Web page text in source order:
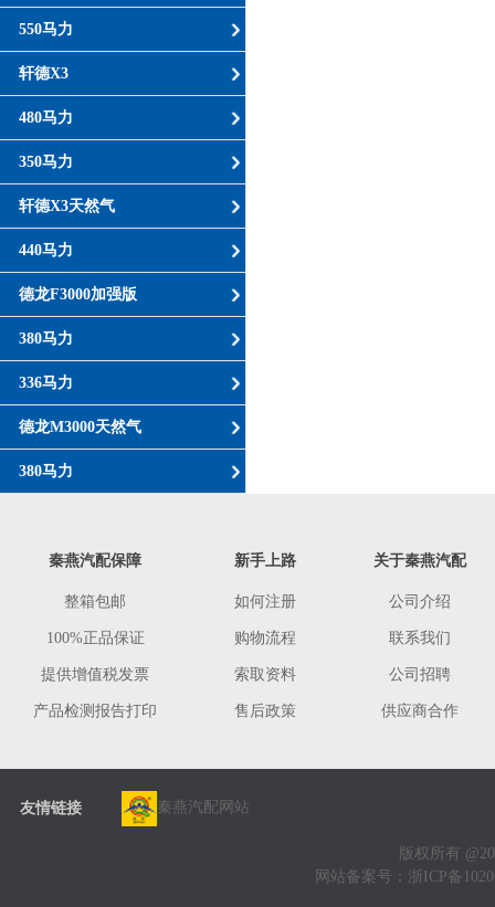
550马力
轩德X3
480马力
350马力
轩德X3天然气
440马力
德龙F3000加强版
380马力
336马力
德龙M3000天然气
380马力
秦燕汽配保障
整箱包邮
100%正品保证
提供增值税发票
产品检测报告打印
新手上路
如何注册
购物流程
索取资料
售后政策
关于秦燕汽配
公司介绍
联系我们
公司招聘
供应商合作
友情链接 秦燕汽配网站
版权所有
网站备案号： 浙ICP备